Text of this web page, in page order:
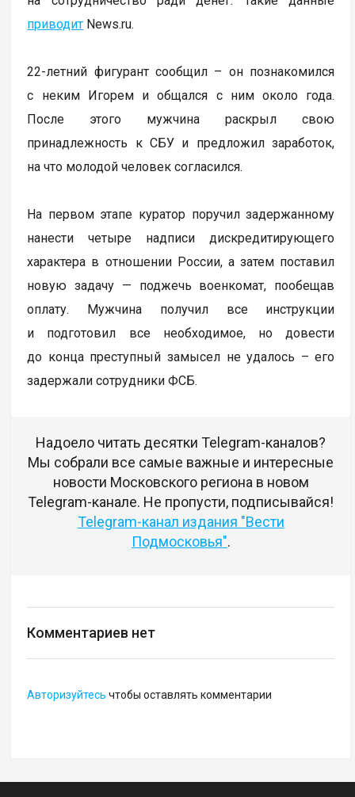
приводит News.ru.
22-летний фигурант сообщил – он познакомился
с неким Игорем и общался с ним около года.
После этого мужчина раскрыл свою
принадлежность к СБУ и предложил заработок,
на что молодой человек согласился.
На первом этапе куратор поручил задержанному
нанести четыре надписи дискредитирующего
характера в отношении России, а затем поставил
новую задачу — поджечь военкомат, пообещав
оплату. Мужчина получил все инструкции
и подготовил все необходимое, но довести
до конца преступный замысел не удалось – его
задержали сотрудники ФСБ.
Надоело читать десятки Telegram-каналов?
Мы собрали все самые важные и интересные
новости Московского региона в новом
Telegram-канале. Не пропусти, подписывайся!
Telegram-канал издания "Вести
Подмосковья".
Комментариев нет
Авторизуйтесь чтобы оставлять комментарии